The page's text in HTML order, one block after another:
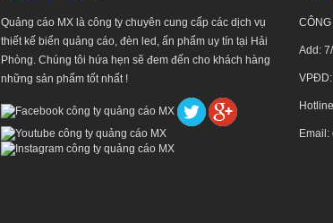
Quảng cáo MX là công ty chuyên cung cấp các dịch vụ
thiết kế biển quảng cáo, đèn led, ấn phẩm uy tín tại Hải
Phòng. Chúng tôi hứa hẹn sẽ đem đến cho khách hàng
những sản phẩm tốt nhất !
Add:
Email: